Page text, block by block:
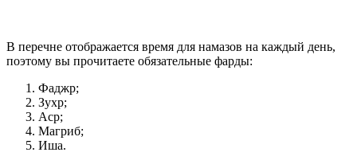
В перечне отображается время для намазов на каждый день,
поэтому вы прочитаете обязательные фарды:
Фаджр;
Зухр;
Аср;
Магриб;
Иша.